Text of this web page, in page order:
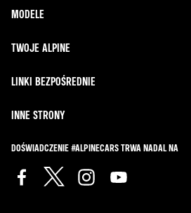
MODELE
TWOJE ALPINE
LINKI BEZPOŚREDNIE
INNE STRONY
DOŚWIADCZENIE #ALPINECARS TRWA NADAL NA